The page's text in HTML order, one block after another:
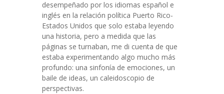
desempeñado por los idiomas español e
inglés en la relación política Puerto Rico-
Estados Unidos que solo estaba leyendo
una historia, pero a medida que las
páginas se turnaban, me di cuenta de que
estaba experimentando algo mucho más
profundo: una sinfonía de emociones, un
baile de ideas, un caleidoscopio de
perspectivas.